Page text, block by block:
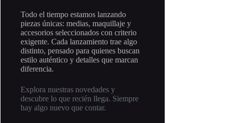
Todo el tiempo estamos lanzando
piezas únicas: medias, maquillaje y
accesorios seleccionados con criterio
exigente. Cada lanzamiento trae algo
distinto, pensado para quienes buscan
estilo auténtico y detalles que marcan
diferencia.
Explora nuestras novedades y
descubre lo que recién llega. Siempre
hay algo nuevo que contar.